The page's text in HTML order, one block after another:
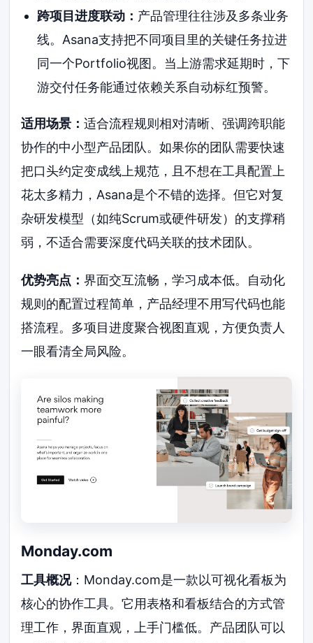
跨项目进度联动： 产品管理往往涉及多条业务
线。Asana支持把不同项目里的关键任务拉进
同一个Portfolio视图。当上游需求延期时，下
游交付任务能通过依赖关系自动标红预警。
适用场景：适合流程规则相对清晰、强调跨职能
协作的中小型产品团队。如果你的团队需要快速
把口头约定变成线上规范，且不想在工具配置上
花太多精力，Asana是个不错的选择。但它对复
杂研发模型（如纯Scrum或硬件研发）的支撑稍
弱，不适合需要深度代码关联的技术团队。
优势亮点：界面交互流畅，学习成本低。自动化
规则的配置过程简单，产品经理不用写代码也能
搭流程。多项目进度聚合视图直观，方便负责人
一眼看清全局风险。
Monday.com
工具概况：Monday.com是一款以可视化看板为
核心的协作工具。它用表格和看板结合的方式管
理工作，界面直观，上手门槛低。产品团队可以